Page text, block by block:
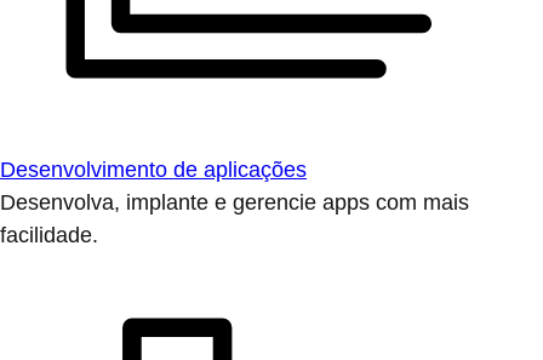
Desenvolvimento de aplicações
Desenvolva, implante e gerencie apps com mais
facilidade.